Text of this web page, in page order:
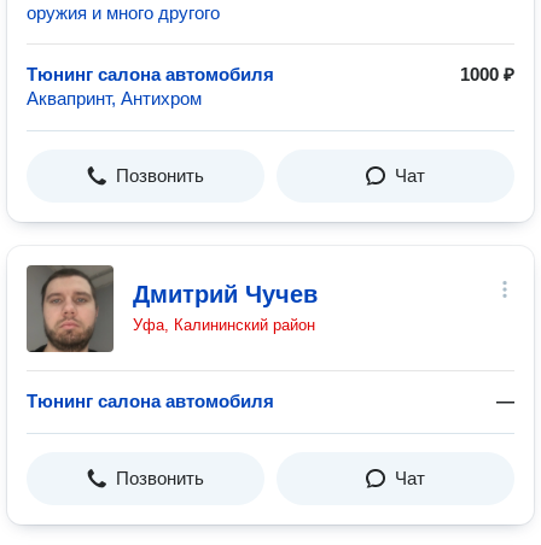
оружия и много другого
Тюнинг салона автомобиля
1000 ₽
Аквапринт, Антихром
Позвонить Чат
Дмитрий Чучев
Уфа, Калининский район
Тюнинг салона автомобиля —
Позвонить Чат